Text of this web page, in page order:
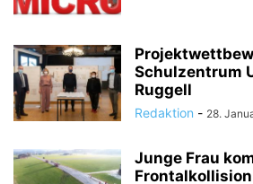
Schulzentrum
Ruggell
Redaktion - 28.
Junge Frau